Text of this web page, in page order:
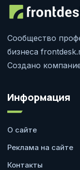
Сообщество
бизнеса
Создано
Информация
О сайте
Реклама на сайте
Контакты